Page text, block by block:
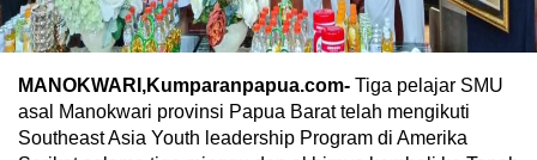
MANOKWARI,Kumparanpapua.com- Tiga pelajar SMU
asal Manokwari provinsi Papua Barat telah mengikuti
Southeast Asia Youth leadership Program di Amerika